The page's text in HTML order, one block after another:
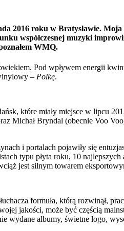
2016 roku w Bratysławie. Moja
współczesnej muzyki
WMQ.
Pod wpływem energii
– Polkę.
które miały miejsce w lipcu
Michał Bryndal (obecnie Voo
i portalach pojawiły się
typu płyta roku, 10
jest silnym towarem
formuła, którą rozwinął,
jakości, może być częścią
wydane albumy, świetne logo,